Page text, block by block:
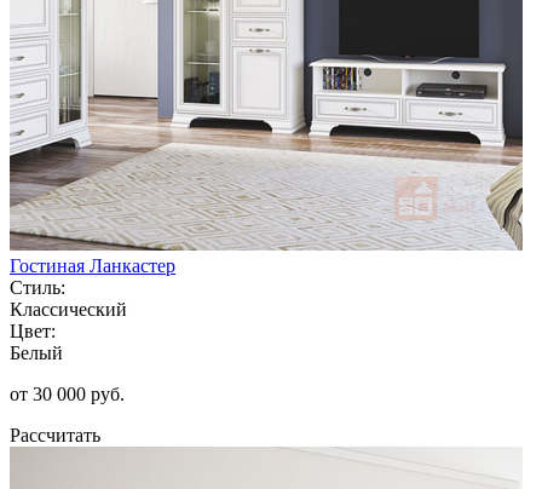
Гостиная Ланкастер
Стиль:
Классический
Цвет:
Белый
от 30 000 руб.
Рассчитать